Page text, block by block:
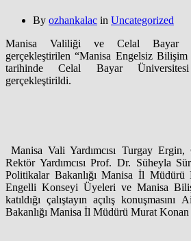
By ozhankalac in Uncategorized
Manisa Valiliği ve Celal Bayar
gerçekleştirilen “Manisa Engelsiz Bilişim
tarihinde Celal Bayar Üniversitesi
gerçekleştirildi.
Manisa Vali Yardımcısı Turgay
Rektör Yardımcısı Prof. Dr. Süheyla
Politikalar Bakanlığı Manisa İl
Engelli Konseyi Üyeleri ve Manisa
katıldığı çalıştayın açılış
Bakanlığı Manisa İl Müdürü Murat Konan